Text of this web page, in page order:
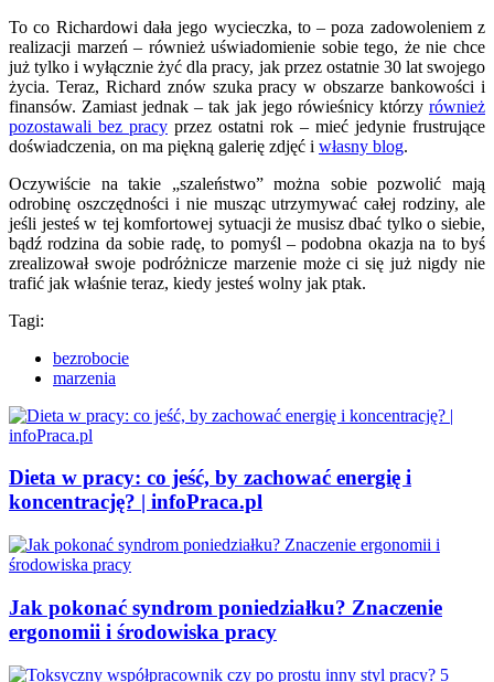
To co Richardowi dała jego wycieczka, to – poza zadowoleniem z
realizacji marzeń – również uświadomienie sobie tego, że nie chce
już tylko i wyłącznie żyć dla pracy, jak przez ostatnie 30 lat swojego
życia. Teraz, Richard znów szuka pracy w obszarze bankowości i
finansów. Zamiast jednak – tak jak jego rówieśnicy którzy również
pozostawali bez pracy przez ostatni rok – mieć jedynie frustrujące
doświadczenia, on ma piękną galerię zdjęć i własny blog.
Oczywiście na takie „szaleństwo” można sobie pozwolić mają
odrobinę oszczędności i nie musząc utrzymywać całej rodziny, ale
jeśli jesteś w tej komfortowej sytuacji że musisz dbać tylko o siebie,
bądź rodzina da sobie radę, to pomyśl – podobna okazja na to byś
zrealizował swoje podróżnicze marzenie może ci się już nigdy nie
trafić jak właśnie teraz, kiedy jesteś wolny jak ptak.
Tagi:
bezrobocie
marzenia
Dieta w pracy: co jeść, by zachować energię i
koncentrację? | infoPraca.pl
Jak pokonać syndrom poniedziałku? Znaczenie
ergonomii i środowiska pracy